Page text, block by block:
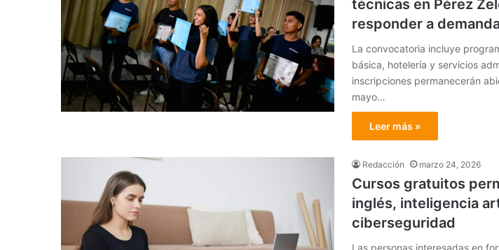
técnicas en Pérez
responder a
La convocatoria incluye
básica, hotelería y servicios
inscripciones permanecerán
mayo…
Leer más »
Redacción marzo 24, 2026
Cursos gratuitos
inglés, inteligencia
ciberseguridad
Las personas interesadas en